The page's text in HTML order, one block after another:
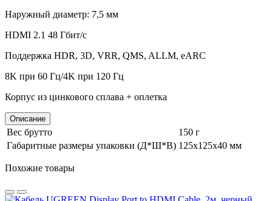
Наружный диаметр: 7,5 мм
HDMI 2.1 48 Гбит/с
Поддержка HDR, 3D, VRR, QMS, ALLM, eARC
8K при 60 Гц/4K при 120 Гц
Корпус из цинкового сплава + оплетка
Описание
Вес брутто
150 г
Габаритные размеры упаковки (Д*Ш*В) 125х125х40 мм
Похожие товары